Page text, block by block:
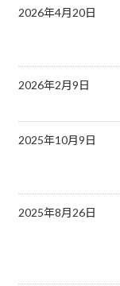
2026年4月20日
2026年2月9日
2025年10月9日
2025年8月26日